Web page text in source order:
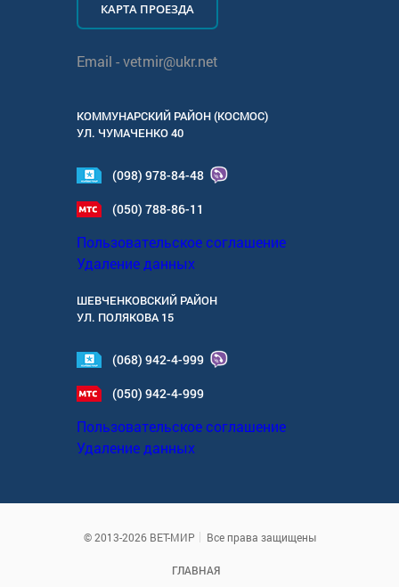
КАРТА ПРОЕЗДА
Email -vetmir@ukr.net
КОММУНАРСКИЙ РАЙОН (КОСМОС)
УЛ. ЧУМАЧЕНКО 40
(098) 978-84-48
(050) 788-86-11
Пользовательское соглашение
Удаление данных
ШЕВЧЕНКОВСКИЙ РАЙОН
УЛ. ПОЛЯКОВА 15
(068) 942-4-999
(050) 942-4-999
Пользовательское соглашение
Удаление данных
© 2013-2026 ВЕТ-МИР Все права защищены
ГЛАВНАЯ